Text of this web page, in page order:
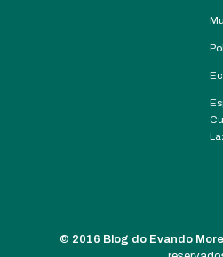
© 2016 Blog do Evando